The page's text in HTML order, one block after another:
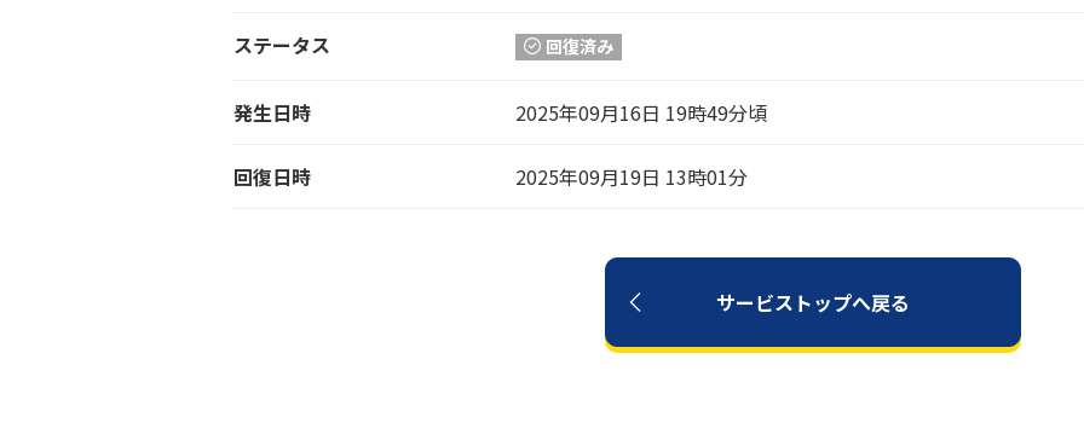
ステータス 回復済み
発生日時 2025年09月16日 19時49分頃
回復日時 2025年09月19日 13時01分
サービストップへ戻る